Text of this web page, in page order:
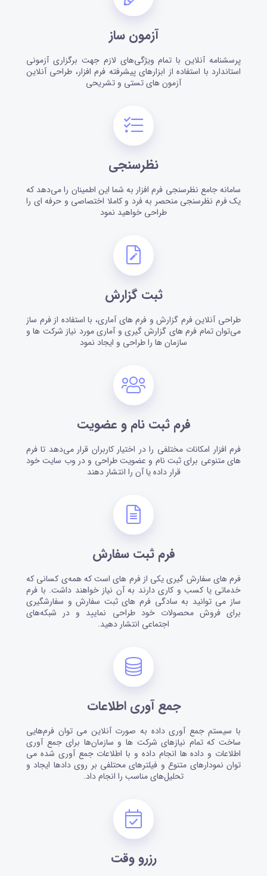
آزمون ساز
پرسشنامه آنلاین با تمام ویژگی‌های لازم جهت برگزاری آزمونی
استاندارد با استفاده از ابزار‌های پیشرفته فرم افزار، طراحی آنلاین
آزمون های تستی و تشریحی
نظرسنجی
سامانه جامع نظرسنجی فرم افزار به شما این اطمینان را می‌دهد که
یک فرم نظرسنجی منحصر به فرد و کاملا اختصاصی و حرفه ای را
طراحی خواهید نمود
ثبت گزارش
طراحی آنلاین فرم گزارش و فرم های آماری، با استفاده از فرم ساز
می‌توان تمام فرم های گزارش گیری و آماری مورد نیاز شرکت ها و
سازمان ها را طراحی و ایجاد نمود
فرم ثبت نام و عضویت
فرم افزار امکانات مختلفی را در اختیار کاربران قرار می‌دهد تا فرم
های متنوعی برای ثبت نام و عضویت طراحی و در وب سایت خود
قرار داده یا آن را انتشار دهند
فرم ثبت سفارش
فرم های سفارش گیری یکی از فرم های است که همه‌ی کسانی که
خدماتی یا کسب و کاری دارند به آن نیاز خواهند داشت. با فرم
ساز می توانید به سادگی فرم های ثبت سفارش و سفارشگیری
برای فروش محصولات خود طراحی نمایید و در شبکه‌های
اجتماعی انتشار دهید.
جمع آوری اطلاعات
با سیستم جمع آوری داده به صورت آنلاین می توان فرم‌هایی
ساخت که تمام نیازهای شرکت ها و سازمان‌ها برای جمع آوری
اطلاعات و داده ها انجام داده و با اطلاعات جمع آوری شده می
توان نمودارهای متنوع و فیلترهای محتلفی بر روی دادها ایجاد و
تحلیل‌های مناسب را انجام داد.
رزرو وقت